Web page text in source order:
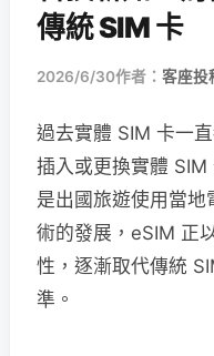
傳統 SIM 卡
2026/6/30作者： 客座投
過去實體 SIM 卡一
插入或更換實體
是出國旅遊使用當
術的發展，eSIM 正
性，逐漸取代傳統
準。